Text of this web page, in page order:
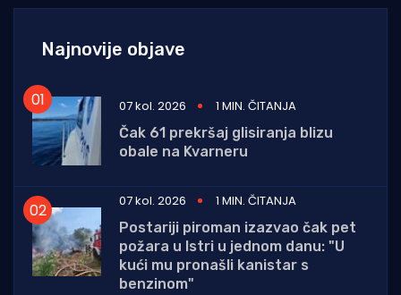
Najnovije objave
07 kol. 2026
1 MIN. ČITANJA
Čak 61 prekršaj glisiranja blizu
obale na Kvarneru
07 kol. 2026
1 MIN. ČITANJA
Postariji piroman izazvao čak pet
požara u Istri u jednom danu: "U
kući mu pronašli kanistar s
benzinom"